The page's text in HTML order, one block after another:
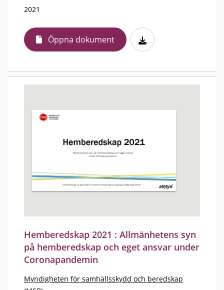
2021
Öppna dokument
Hemberedskap 2021 : Allmänhetens syn
på hemberedskap och eget ansvar under
Coronapandemin
Myndigheten för samhällsskydd och beredskap